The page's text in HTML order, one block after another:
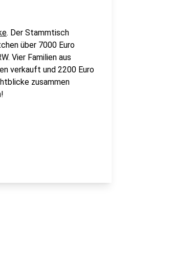
. Der Stammtisch
über 7000 Euro
Vier Familien aus
verkauft und 2200 Euro
zusammen